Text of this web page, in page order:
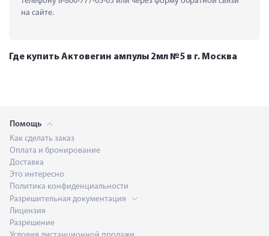
на сайте.
Где купить Актовегин ампулы 2мл №5 в г. Москва
Помощь
Как сделать заказ
Оплата и бронирование
Доставка
Это интересно
Политика конфиденциальности
Разрешительная документация
Лицензия
Разрешение